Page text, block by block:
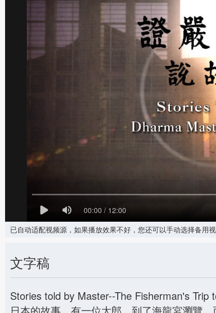
00:00 / 12:00
已自动适配视频源，如果播放效果不好，您还可以手动选择备用视
文字稿
Stories told by Master--The Fisherman's Trip